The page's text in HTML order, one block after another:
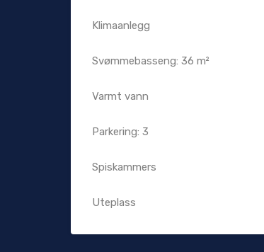
Klimaanlegg
Svømmebasseng: 36 m²
Varmt vann
Parkering: 3
Spiskammers
Uteplass